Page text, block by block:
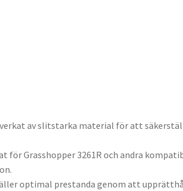
av slitstarka material för att
för Grasshopper 3261R och andra
optimal prestanda genom att